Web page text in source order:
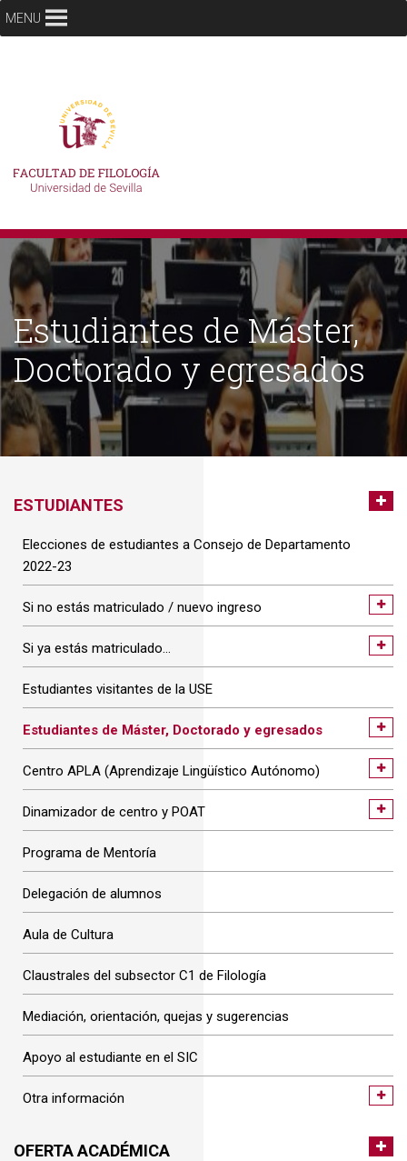
MENU
Estudiantes de Máster,
Doctorado y egresados
ESTUDIANTES
Elecciones de estudiantes a Consejo de Departamento
2022-23
Si no estás matriculado / nuevo ingreso
Si ya estás matriculado…
Estudiantes visitantes de la USE
Estudiantes de Máster, Doctorado y egresados
Centro APLA (Aprendizaje Lingüístico Autónomo)
Dinamizador de centro y POAT
Programa de Mentoría
Delegación de alumnos
Aula de Cultura
Claustrales del subsector C1 de Filología
Mediación, orientación, quejas y sugerencias
Apoyo al estudiante en el SIC
Otra información
OFERTA ACADÉMICA